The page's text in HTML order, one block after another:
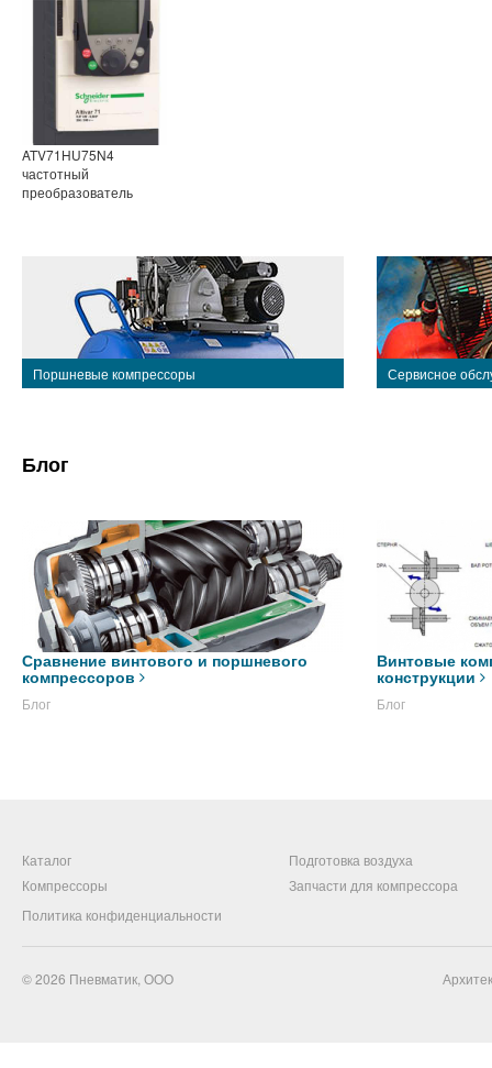
ATV71HU75N4
частотный
преобразователь
Поршневые компрессоры Сервисное
Блог
Сравнение винтового и поршневого
компрессоров
Блог
Винтовые
конструкции
Блог
Каталог
Компрессоры
Подготовка воздуха
Запчасти для компрессора
Политика конфиденциальности
© 2026 Пневматик, ООО